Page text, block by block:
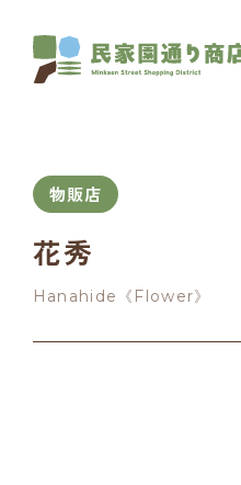
物販店
花秀
Hanahide《Flower》